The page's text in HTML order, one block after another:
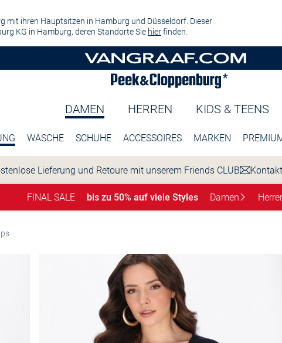
mit ihren Hauptsitzen in Hamburg und Düsseldorf. Dieser
KG in Hamburg, deren Standorte Sie hierfinden.
DAMEN HERREN KIDS & TEENS
WÄSCHE SCHUHE ACCESSOIRES MARKEN
Lieferung und Retoure mit unserem Friends CLUB
FINAL SALE bis zu 50% auf viele Styles Damen